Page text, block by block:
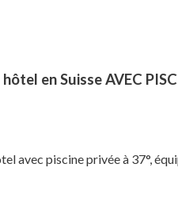
en Suisse AVEC
avec piscine privée à 37°,